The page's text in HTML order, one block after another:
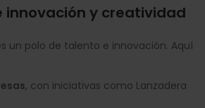
innovación y creatividad
un polo de talento e innovación. Aquí
, con iniciativas como Lanzadera